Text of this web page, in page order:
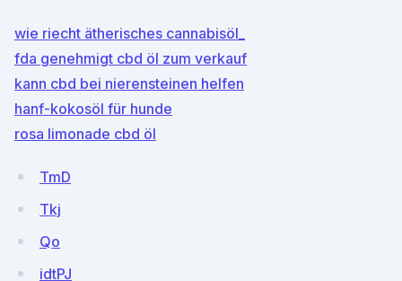
wie riecht ätherisches cannabisöl_
fda genehmigt cbd öl zum verkauf
kann cbd bei nierensteinen helfen
hanf-kokosöl für hunde
rosa limonade cbd öl
TmD
Tkj
Qo
idtPJ